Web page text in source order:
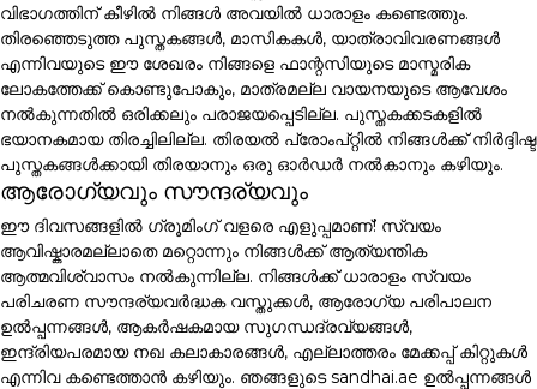
വിഭാഗത്തിന് കീഴിൽ നിങ്ങൾ അവയിൽ ധാരാളം കണ്ടെത്തും.
തിരഞ്ഞെടുത്ത പുസ്തകങ്ങൾ, മാസികകൾ, യാത്രാവിവരണങ്ങൾ
എന്നിവയുടെ ഈ ശേഖരം നിങ്ങളെ ഫാന്റസിയുടെ മാസ്മരിക
ലോകത്തേക്ക് കൊണ്ടുപോകും, മാത്രമല്ല വായനയുടെ ആവേശം
നൽകുന്നതിൽ ഒരിക്കലും പരാജയപ്പെടില്ല. പുസ്തകക്കടകളിൽ
ഭയാനകമായ തിരച്ചിലില്ല. തിരയൽ പ്രോംപ്റ്റിൽ നിങ്ങൾക്ക് നിർദ്ദിഷ്ട
പുസ്തകങ്ങൾക്കായി തിരയാനും ഒരു ഓർഡർ നൽകാനും കഴിയും.
ആരോഗ്യവും സൗന്ദര്യവും
ഈ ദിവസങ്ങളിൽ ഗ്രൂമിംഗ് വളരെ എളുപ്പമാണ്! സ്വയം
ആവിഷ്കാരമല്ലാതെ മറ്റൊന്നും നിങ്ങൾക്ക് ആത്യന്തിക
ആത്മവിശ്വാസം നൽകുന്നില്ല. നിങ്ങൾക്ക് ധാരാളം സ്വയം
പരിചരണ സൗന്ദര്യവർദ്ധക വസ്തുക്കൾ, ആരോഗ്യ പരിപാലന
ഉൽപ്പന്നങ്ങൾ, ആകർഷകമായ സുഗന്ധദ്രവ്യങ്ങൾ,
ഇന്ദ്രിയപരമായ നഖ കലാകാരങ്ങൾ, എല്ലാത്തരം മേക്കപ്പ് കിറ്റുകൾ
എന്നിവ കണ്ടെത്താൻ കഴിയും. ഞങ്ങളുടെ sandhai.ae ഉൽപ്പന്നങ്ങൾ